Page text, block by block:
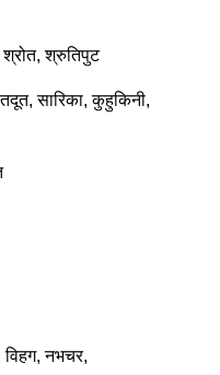
श्रुतिपुट
सारिका, कुहुकिनी,
नभचर,